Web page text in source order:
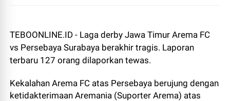
TEBOONLINE.ID - Laga derby Jawa Timur Arema FC
vs Persebaya Surabaya berakhir tragis. Laporan
terbaru 127 orang dilaporkan tewas.
Kekalahan Arema FC atas Persebaya berujung dengan
ketidakterimaan Aremania (Suporter Arema) atas